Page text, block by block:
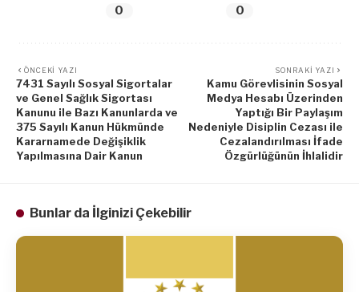
0 0
ÖNCEKI YAZI
7431 Sayılı Sosyal Sigortalar
ve Genel Sağlık Sigortası
Kanunu ile Bazı Kanunlarda ve
375 Sayılı Kanun Hükmünde
Kararnamede Değişiklik
Yapılmasına Dair Kanun
SONRAKI YAZI
Kamu Görevlisinin Sosyal
Medya Hesabı Üzerinden
Yaptığı Bir Paylaşım
Nedeniyle Disiplin Cezası ile
Cezalandırılması İfade
Özgürlüğünün İhlalidir
Bunlar da İlginizi Çekebilir